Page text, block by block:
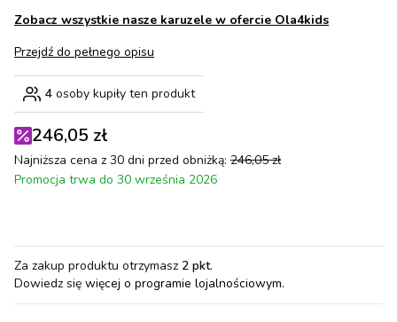
Zobacz wszystkie nasze karuzele w ofercie Ola4kids
Przejdź do pełnego opisu
4 osoby kupiły ten produkt
246,05 zł
Najniższa cena z 30 dni przed obniżką: 246,05 zł
Promocja trwa do 30 września 2026
Za zakup produktu otrzymasz 2 pkt.
Dowiedz się więcej o programie lojalnościowym.